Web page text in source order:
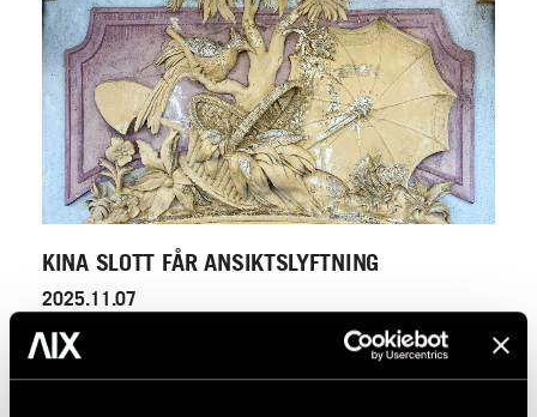
KINA SLOTT FÅR ANSIKTSLYFTNING
2025.11.07